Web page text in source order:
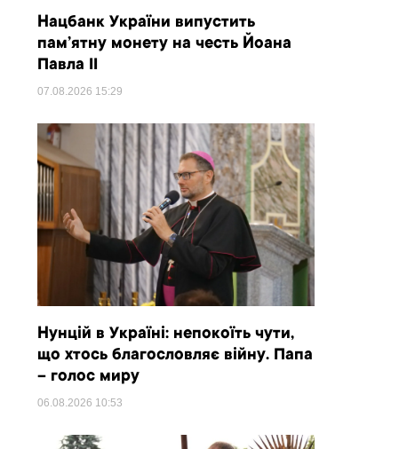
Нацбанк України випустить
пам’ятну монету на честь Йоана
Павла II
07.08.2026 15:29
Нунцій в Україні: непокоїть чути,
що хтось благословляє війну. Папа
– голос миру
06.08.2026 10:53